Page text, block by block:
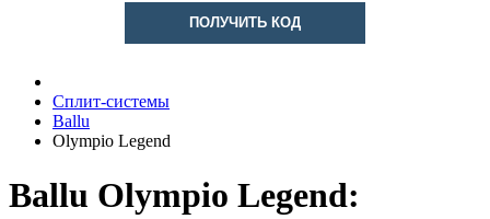
ПОЛУЧИТЬ КОД
Сплит-системы
Ballu
Olympio Legend
Ballu Olympio Legend: